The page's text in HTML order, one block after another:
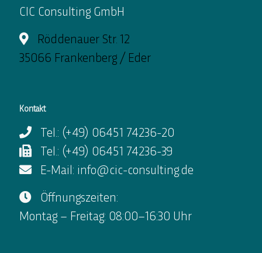
CIC Consulting GmbH
Röddenauer Str. 12
35066 Frankenberg / Eder
Kontakt
Tel.: (+49) 06451 74236-20
Tel.: (+49) 06451 74236-39
E-Mail: info@cic-consulting.de
Öffnungszeiten:
Montag – Freitag: 08:00–16:30 Uhr